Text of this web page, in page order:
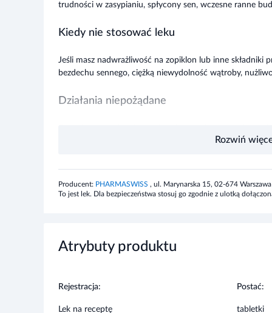
trudności w zasypianiu, spłycony sen, wczesne ranne
Kiedy nie stosować leku
Jeśli masz nadwrażliwość na zopiklon lub inne składniki
bezdechu sennego, ciężką niewydolność wątroby,
Działania niepożądane
zawroty głowy, uczucie senności, zaburzenia ze strony
Ostrzeżenia i środki ostrożności
Stosowanie innych leków
poinformować lekarza o wszystkich ostatnio
Rozwiń
Producent: PHARMASWISS , ul. Marynarska 15, 02-674 Warszawa
To jest lek. Dla bezpieczeństwa stosuj go zgodnie z ulotką
Atrybuty produktu
Rejestracja:
Lek na receptę
Postać:
tabletki